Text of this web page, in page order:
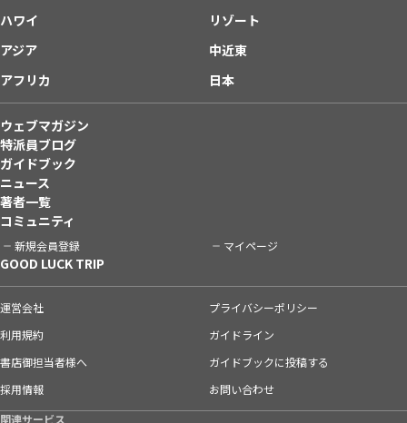
ハワイ
リゾート
アジア
中近東
アフリカ
日本
ウェブマガジン
特派員ブログ
ガイドブック
ニュース
著者一覧
コミュニティ
新規会員登録 マイページ
GOOD LUCK TRIP
運営会社
プライバシーポリシー
利用規約
ガイドライン
書店御担当者様へ
ガイドブックに投稿する
採用情報
お問い合わせ
関連サービス